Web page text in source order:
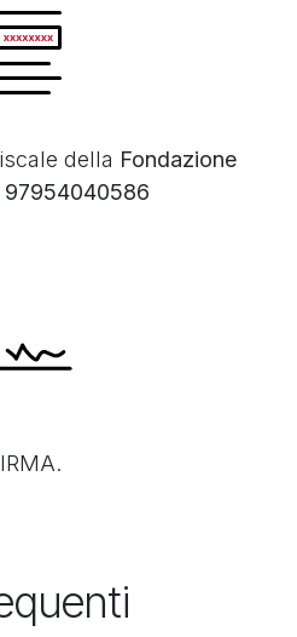
della Fondazione
97954040586